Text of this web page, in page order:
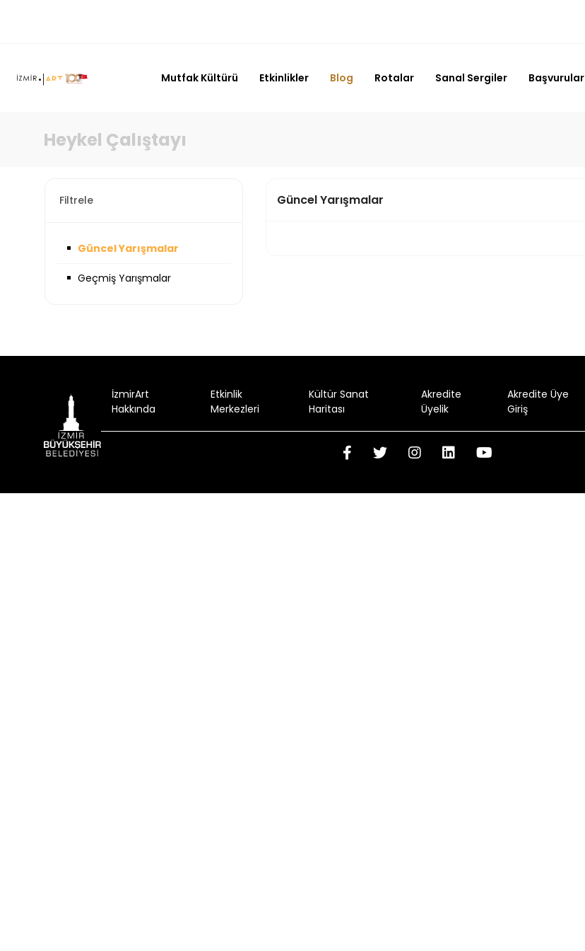
Mutfak Kültürü Etkinlikler Blog Rotalar Sanal Sergiler Başvurular
Heykel Çalıştayı
Filtrele
Güncel Yarışmalar
Geçmiş Yarışmalar
Güncel Yarışmalar
İzmirArt
Hakkında
Etkinlik
Merkezleri
Kültür Sanat
Haritası
Akredite
Üyelik
Akredite Üye
Giriş